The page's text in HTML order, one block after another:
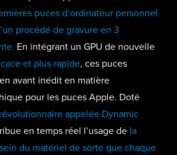
puces d’ordinateur personnel
procédé de gravure en 3
En intégrant un GPU de nouvelle
et plus rapide, ces puces
avant inédit en matière
pour les puces Apple. Doté
appelée Dynamic
en temps réel l’usage de la
du matériel de sorte que chaque